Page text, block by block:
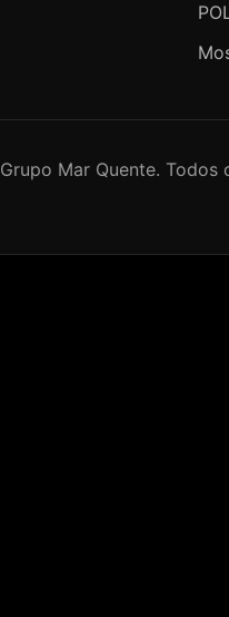
Grupo Mar Quente. Todos